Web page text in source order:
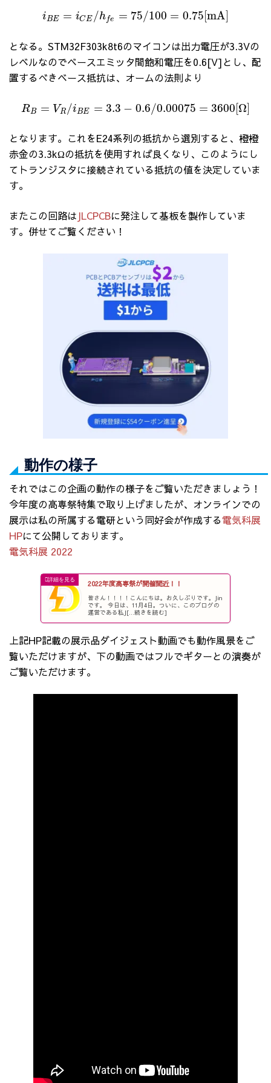
iBE = iCE /hfe = 75/100 = 0.75 mA
となる。STM32F303k8t6のマイコンは出力電圧が3.3Vの
レベルなのでベースエミッタ間飽和電圧を0.6[V]とし、配
置するべきベース抵抗は、オームの法則より
RB = VR /iBE = 3.3 − 0.6/0.00075 = 3600 Ω
となります。これをE24系列の抵抗から選別すると、橙橙
赤金の3.3kΩの抵抗を使用すれば良くなり、このようにし
てトランジスタに接続されている抵抗の値を決定していま
す。
またこの回路は JLCPCBに発注して基板を製作していま
す。併せてご覧ください！
動作の様子
それではこの企画の動作の様子をご覧いただきましょう！
今年度の高専祭特集で取り上げましたが、オンラインでの
展示は私の所属する電研という同好会が作成する電気科展
HPにて公開しております。
電気科展 2022
2022年度高専祭が開催間近！！
皆さん！！！！こんにちは。お久しぶりです。Jin
です。 今日は、11月4日。ついに、このブログの
運営である私J[...続きを読む]
上記HP記載の展示品ダイジェスト動画でも動作風景をご
覧いただけますが、下の動画ではフルでギターとの演奏が
ご覧いただけます。